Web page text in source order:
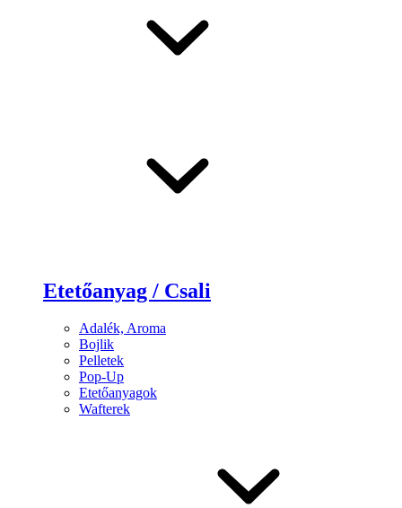
Etetőanyag / Csali
Adalék, Aroma
Bojlik
Pelletek
Pop-Up
Etetőanyagok
Wafterek